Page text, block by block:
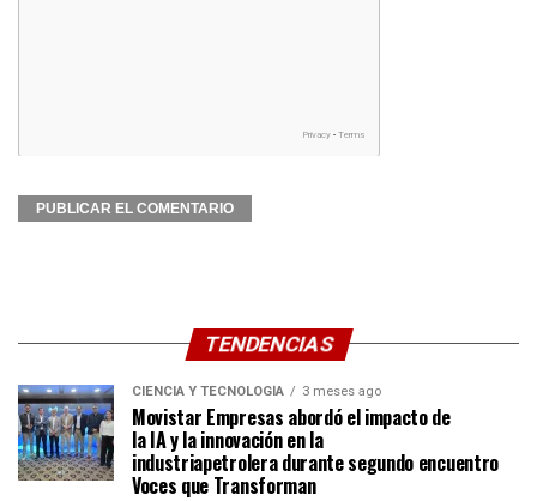
TENDENCIAS
CIENCIA Y TECNOLOGÍA 3 meses ago
Movistar Empresas abordó el impacto de
la IA y la innovación en la
industriapetrolera durante segundo encuentro
Voces que Transforman